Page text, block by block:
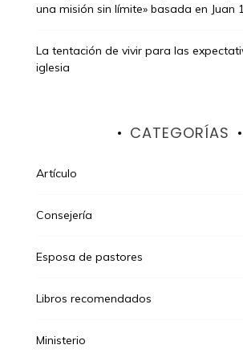
una misión sin límite» basada en Juan
La tentación de vivir para las
iglesia
CATEGORÍAS
Artículo
Consejería
Esposa de pastores
Libros recomendados
Ministerio